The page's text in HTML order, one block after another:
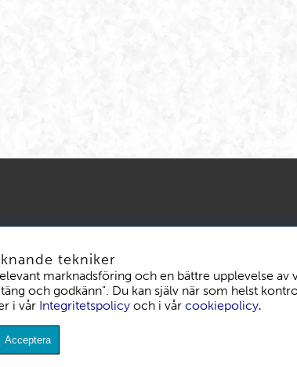
tekniker
marknadsföring och en bättre upplevelse av
och godkänn". Du kan själv när som helst
i vår Integritetspolicy och i vår cookiepolicy.
Acceptera